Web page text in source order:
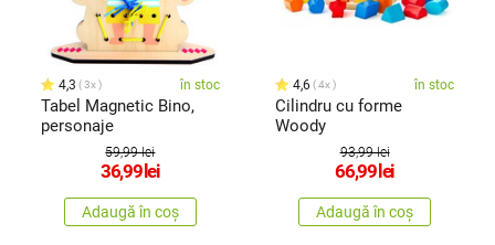
4,3 3x în stoc
Tabel Magnetic Bino,
personaje
59,99 lei
36,99 lei
Adaugă în coș
4,6 4x în stoc
Cilindru cu forme
Woody
93,99 lei
66,99 lei
Adaugă în coș